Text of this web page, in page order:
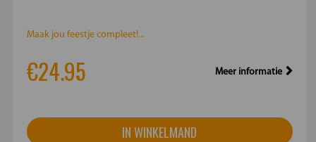
Maak jou feestje compleet!...
€24.95 Meer informatie
IN WINKELMAND